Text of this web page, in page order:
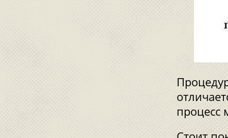
процесс